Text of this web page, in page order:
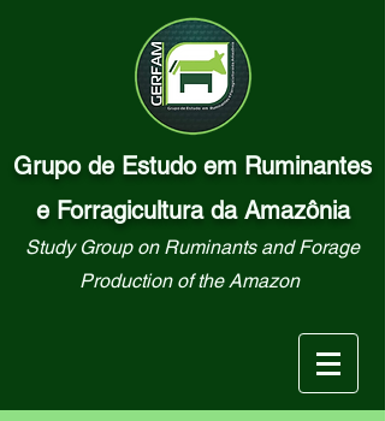
Grupo de Estudo em Ruminantes
e Forragicultura da Amazônia
Study Group on Ruminants and Forage
Production of the Amazon